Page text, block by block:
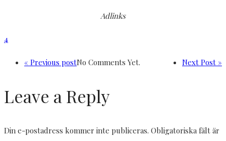
Adlinks
4
« Previous post Next Post »
No Comments Yet.
Leave a Reply
Din e-postadress kommer inte publiceras. Obligatoriska fält är